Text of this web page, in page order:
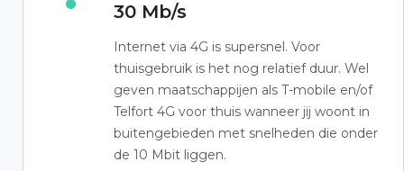
30 Mb/s
Internet via 4G is supersnel. Voor
thuisgebruik is het nog relatief duur. Wel
geven maatschappijen als T-mobile en/of
Telfort 4G voor thuis wanneer jij woont in
buitengebieden met snelheden die onder
de 10 Mbit liggen.